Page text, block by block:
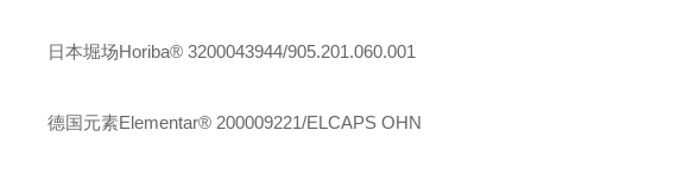
日本堀场Horiba® 3200043944/905.201.060.001
德国元素Elementar® 200009221/ELCAPS OHN